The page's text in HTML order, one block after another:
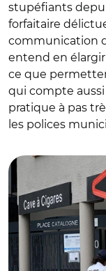
stupéfiants
forfaitaire
communication
entend en élargir
ce que
qui compte
pratique à pas
les polices